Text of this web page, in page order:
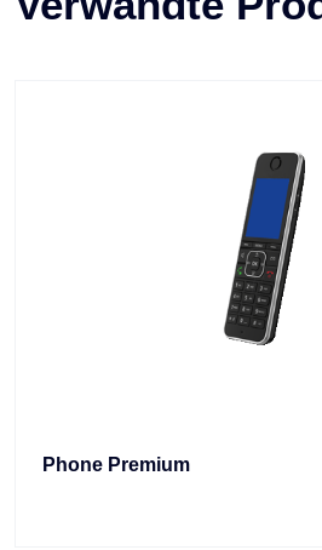
Phone Premium